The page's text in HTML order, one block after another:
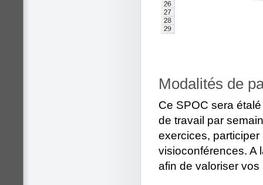
Modalités de
Ce SPOC sera
de travail par
exercices,
visioconférences. A
afin de valoriser